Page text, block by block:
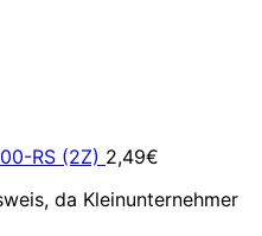
RS (2Z) 2,49€
da Kleinunternehmer